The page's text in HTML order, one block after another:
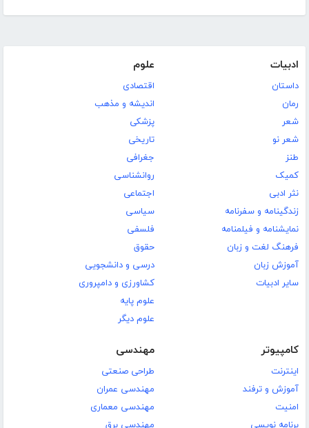
ادبیات
داستان
رمان
شعر
شعر نو
طنز
کمیک
نثر ادبی
زندگینامه و سفرنامه
نمایشنامه و فیلمنامه
فرهنگ لغت و زبان
آموزش زبان
سایر ادبیات
علوم
اقتصادی
اندیشه و مذهب
پزشکی
تاریخی
جغرافی
روانشناسی
اجتماعی
سیاسی
فلسفی
حقوق
درسی و دانشجویی
کشاورزی و دامپروری
علوم پایه
علوم دیگر
کامپیوتر
اینترنت
آموزش و ترفند
امنیت
برنامه نویسی
مهندسی
طراحی صنعتی
مهندسی عمران
مهندسی معماری
مهندسی برق